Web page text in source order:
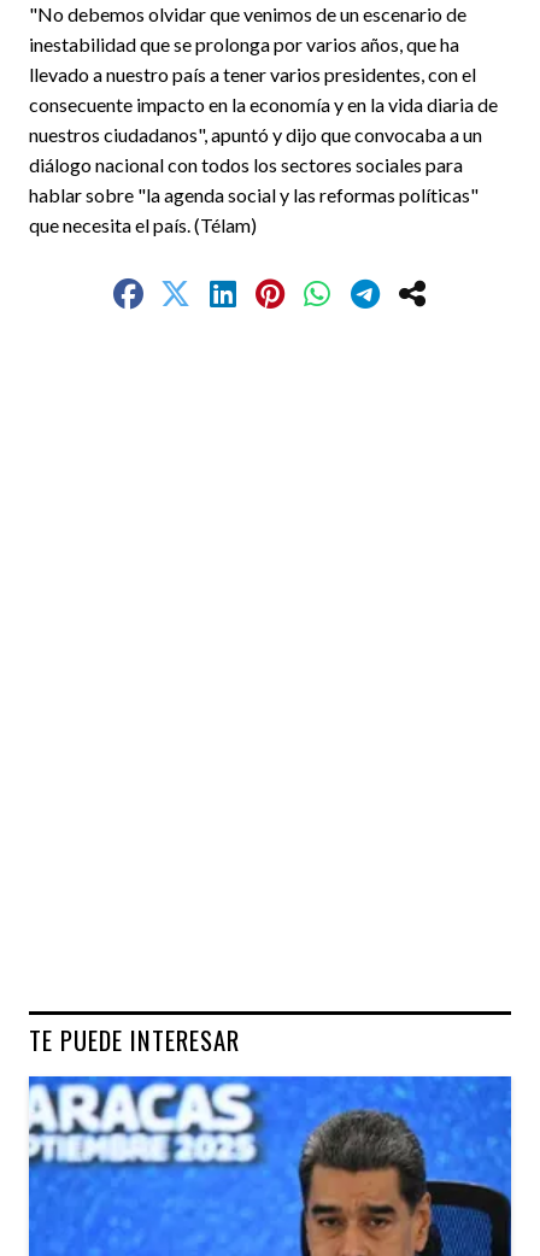
"No debemos olvidar que venimos de un escenario de
inestabilidad que se prolonga por varios años, que ha
llevado a nuestro país a tener varios presidentes, con el
consecuente impacto en la economía y en la vida diaria de
nuestros ciudadanos", apuntó y dijo que convocaba a un
diálogo nacional con todos los sectores sociales para
hablar sobre "la agenda social y las reformas políticas"
que necesita el país. (Télam)
TE PUEDE INTERESAR